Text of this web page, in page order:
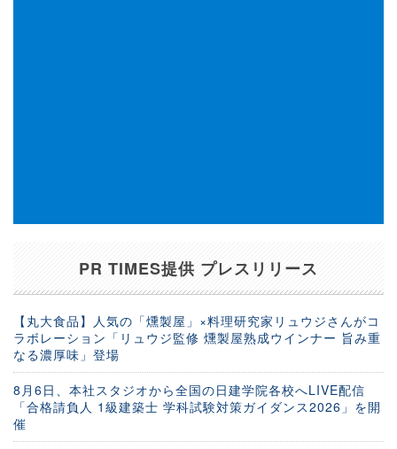
PR TIMES提供 プレスリリース
【丸大食品】人気の「燻製屋」×料理研究家リュウジさんがコ
ラボレーション「リュウジ監修 燻製屋熟成ウインナー 旨み重
なる濃厚味」登場
8月6日、本社スタジオから全国の日建学院各校へLIVE配信
「合格請負人 1級建築士 学科試験対策ガイダンス2026」を開
催